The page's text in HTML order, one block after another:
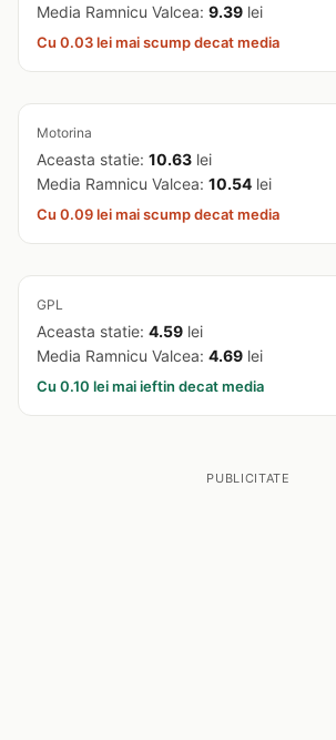
Media Ramnicu Valcea: 9.39 lei
Cu 0.03 lei mai scump decat media
Motorina
Aceasta statie: 10.63 lei
Media Ramnicu Valcea: 10.54 lei
Cu 0.09 lei mai scump decat media
GPL
Aceasta statie: 4.59 lei
Media Ramnicu Valcea: 4.69 lei
Cu 0.10 lei mai ieftin decat media
PUBLICITATE